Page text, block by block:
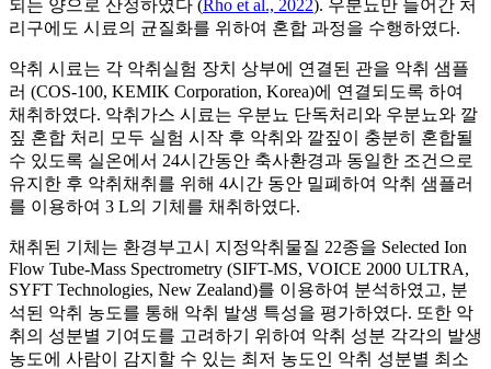
되는 양으로 산정하였다 (Rho et al., 2022). 우분뇨만 들어간 처
리구에도 시료의 균질화를 위하여 혼합 과정을 수행하였다.
악취 시료는 각 악취실험 장치 상부에 연결된 관을 악취 샘플
러 (COS-100, KEMIK Corporation, Korea)에 연결되도록 하여
채취하였다. 악취가스 시료는 우분뇨 단독처리와 우분뇨와 깔
짚 혼합 처리 모두 실험 시작 후 악취와 깔짚이 충분히 혼합될
수 있도록 실온에서 24시간동안 축사환경과 동일한 조건으로
유지한 후 악취채취를 위해 4시간 동안 밀폐하여 악취 샘플러
를 이용하여 3 L의 기체를 채취하였다.
채취된 기체는 환경부고시 지정악취물질 22종을 Selected Ion
Flow Tube-Mass Spectrometry (SIFT-MS, VOICE 2000 ULTRA,
SYFT Technologies, New Zealand)를 이용하여 분석하였고, 분
석된 악취 농도를 통해 악취 발생 특성을 평가하였다. 또한 악
취의 성분별 기여도를 고려하기 위하여 악취 성분 각각의 발생
농도에 사람이 감지할 수 있는 최저 농도인 악취 성분별 최소